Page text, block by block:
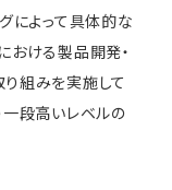
によって具体的な
おける製品開発・
組みを実施して
一段高いレベルの